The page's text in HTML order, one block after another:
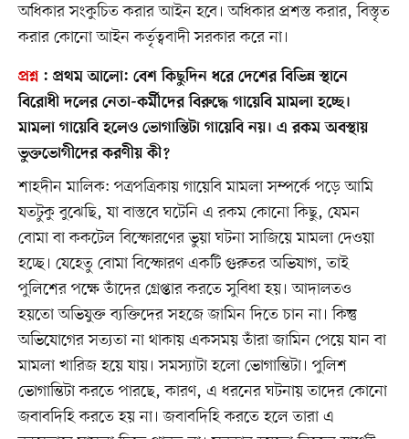
অধিকার সংকুচিত করার আইন হবে। অধিকার প্রশস্ত করার, বিস্তৃত
করার কোনো আইন কর্তৃত্ববাদী সরকার করে না।
প্রশ্ন: প্রথম আলো: বেশ কিছুদিন ধরে দেশের বিভিন্ন স্থানে
বিরোধী দলের নেতা-কর্মীদের বিরুদ্ধে গায়েবি মামলা হচ্ছে।
মামলা গায়েবি হলেও ভোগান্তিটা গায়েবি নয়। এ রকম অবস্থায়
ভুক্তভোগীদের করণীয় কী?
শাহদীন মালিক: পত্রপত্রিকায় গায়েবি মামলা সম্পর্কে পড়ে আমি
যতটুকু বুঝেছি, যা বাস্তবে ঘটেনি এ রকম কোনো কিছু, যেমন
বোমা বা ককটেল বিস্ফোরণের ভুয়া ঘটনা সাজিয়ে মামলা দেওয়া
হচ্ছে। যেহেতু বোমা বিস্ফোরণ একটি গুরুতর অভিযাগ, তাই
পুলিশের পক্ষে তাঁদের গ্রেপ্তার করতে সুবিধা হয়। আদালতও
হয়তো অভিযুক্ত ব্যক্তিদের সহজে জামিন দিতে চান না। কিন্তু
অভিযোগের সত্যতা না থাকায় একসময় তাঁরা জামিন পেয়ে যান বা
মামলা খারিজ হয়ে যায়। সমস্যাটা হলো ভোগান্তিটা। পুলিশ
ভোগান্তিটা করতে পারছে, কারণ, এ ধরনের ঘটনায় তাদের কোনো
জবাবদিহি করতে হয় না। জবাবদিহি করতে হলে তারা এ